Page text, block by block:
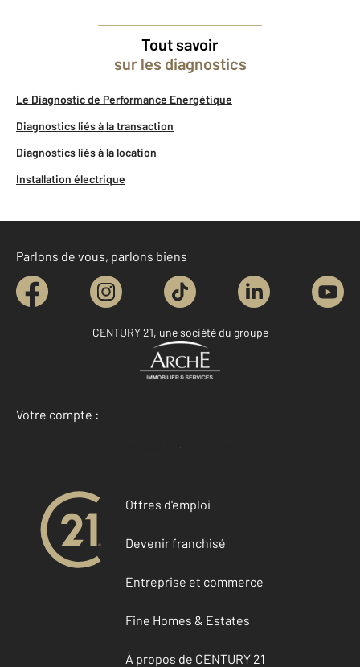
Tout savoir
sur les diagnostics
Le Diagnostic de Performance Energétique
Diagnostics liés à la transaction
Diagnostics liés à la location
Installation électrique
Parlons de vous, parlons biens
CENTURY 21, une société du groupe
Votre compte :
Accéder à mon compte
Offres d'emploi
Devenir franchisé
Entreprise et commerce
Fine Homes & Estates
À propos de CENTURY 21